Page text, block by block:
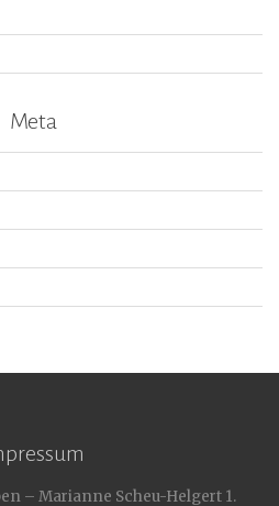
Meta
– Marianne Scheu-Helgert 1.